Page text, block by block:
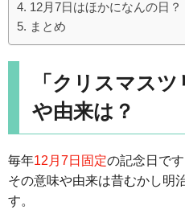
12月7日はほかになんの日？
まとめ
「クリスマス
や由来は？
毎年12月7日固定の記念日です
その意味や由来は昔むかし明
す。